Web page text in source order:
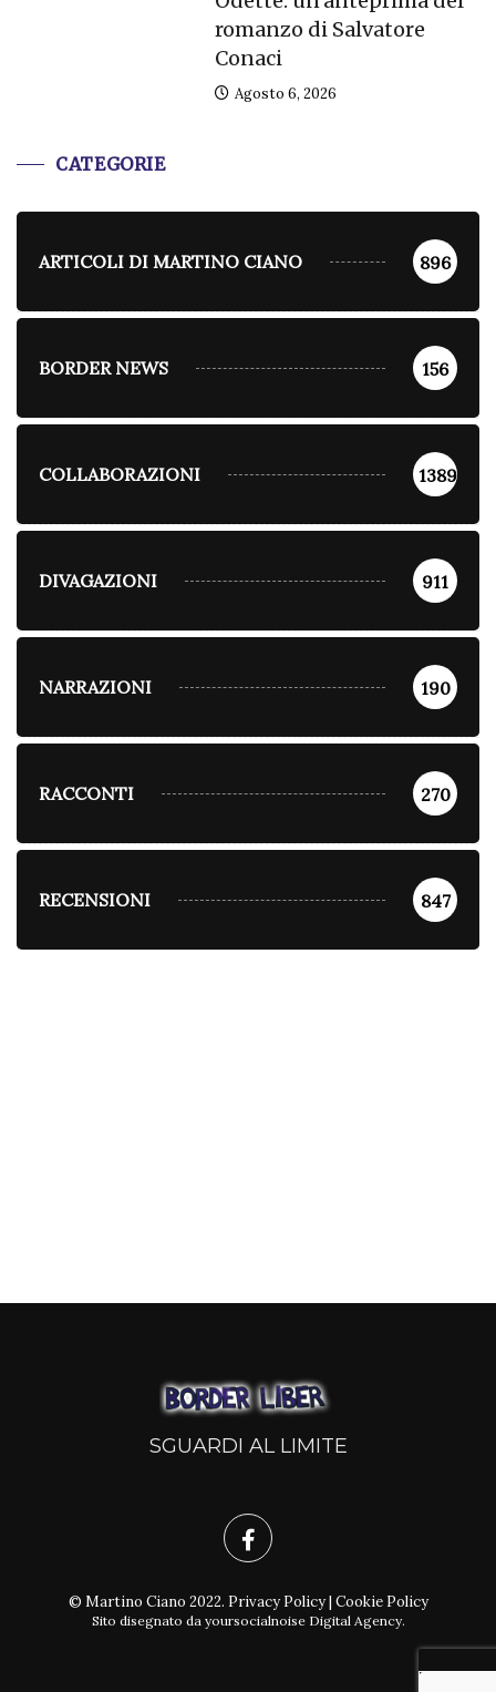
romanzo di Salvatore
Conaci
Agosto 6, 2026
CATEGORIE
ARTICOLI DI MARTINO CIANO 896
BORDER NEWS 156
COLLABORAZIONI 1389
DIVAGAZIONI 911
NARRAZIONI 190
RACCONTI 270
RECENSIONI 847
SGUARDI AL LIMITE
© Martino Ciano 2022. Privacy Policy| Cookie Policy
Sito disegnato da yoursocialnoise Digital Agency.